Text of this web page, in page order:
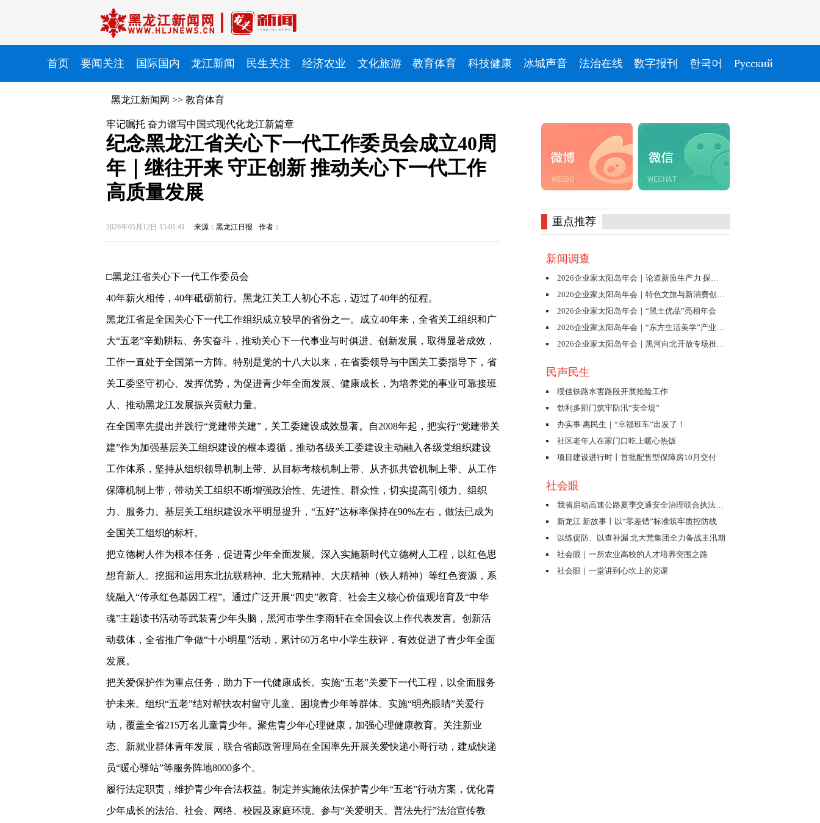
首页 要闻关注 国际国内 龙江新闻 民生关注 经济农业 文化旅游 教育体育 科技健康 冰城声音 法治在线 数字报刊 한국어 Pусский
黑龙江新闻网 >> 教育体育
牢记嘱托 奋力谱写中国式现代化龙江新篇章
纪念黑龙江省关心下一代工作委员会成立40周
年｜继往开来 守正创新 推动关心下一代工作
高质量发展
2026年05月12日 15:01:41 来源：黑龙江日报 作者：
□黑龙江省关心下一代工作委员会
40年薪火相传，40年砥砺前行。黑龙江关工人初心不忘，迈过了40年的征程。
黑龙江省是全国关心下一代工作组织成立较早的省份之一。成立40年来，全省关工组织和广
大“五老”辛勤耕耘、务实奋斗，推动关心下一代事业与时俱进、创新发展，取得显著成效，
工作一直处于全国第一方阵。特别是党的十八大以来，在省委领导与中国关工委指导下，省
关工委坚守初心、发挥优势，为促进青少年全面发展、健康成长，为培养党的事业可靠接班
人、推动黑龙江发展振兴贡献力量。
在全国率先提出并践行“党建带关建”，关工委建设成效显著。自2008年起，把实行“党建带关
建”作为加强基层关工组织建设的根本遵循，推动各级关工委建设主动融入各级党组织建设
工作体系，坚持从组织领导机制上带、从目标考核机制上带、从齐抓共管机制上带、从工作
保障机制上带，带动关工组织不断增强政治性、先进性、群众性，切实提高引领力、组织
力、服务力。基层关工组织建设水平明显提升，“五好”达标率保持在90%左右，做法已成为
全国关工组织的标杆。
把立德树人作为根本任务，促进青少年全面发展。深入实施新时代立德树人工程，以红色思
想育新人。挖掘和运用东北抗联精神、北大荒精神、大庆精神（铁人精神）等红色资源，系
统融入“传承红色基因工程”。通过广泛开展“四史”教育、社会主义核心价值观培育及“中华
魂”主题读书活动等武装青少年头脑，黑河市学生李雨轩在全国会议上作代表发言。创新活
动载体，全省推广争做“十小明星”活动，累计60万名中小学生获评，有效促进了青少年全面
发展。
把关爱保护作为重点任务，助力下一代健康成长。实施“五老”关爱下一代工程，以全面服务
护未来。组织“五老”结对帮扶农村留守儿童、困境青少年等群体。实施“明亮眼睛”关爱行
动，覆盖全省215万名儿童青少年。聚焦青少年心理健康，加强心理健康教育。关注新业
态、新就业群体青年发展，联合省邮政管理局在全国率先开展关爱快递小哥行动，建成快递
员“暖心驿站”等服务阵地8000多个。
履行法定职责，维护青少年合法权益。制定并实施依法保护青少年“五老”行动方案，优化青
少年成长的法治、社会、网络、校园及家庭环境。参与“关爱明天、普法先行”法治宣传教